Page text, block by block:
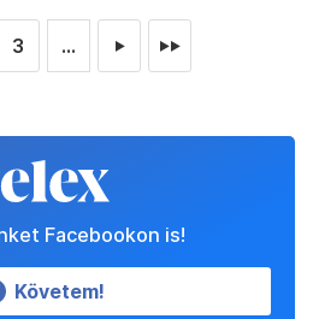
3 ... ► ►►
Facebookon is!
Követem!